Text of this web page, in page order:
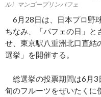
ル〉マンゴープリンパフェ
6月28日は、日本プロ野
ちなみ、「パフェの日」と
せ、東京駅八重洲北口直結
選挙」を開催する。
総選挙の投票期間は6月3
旬のフルーツをぜいたくに